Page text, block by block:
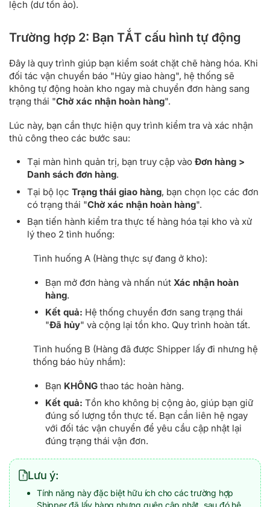
lệch (dư tồn ảo).
Trường hợp 2: Bạn TẮT cấu hình tự động
Đây là quy trình giúp bạn kiểm soát chặt chẽ hàng hóa. Khi
đối tác vận chuyển báo "Hủy giao hàng", hệ thống sẽ
không tự động hoàn kho ngay mà chuyển đơn hàng sang
trạng thái "Chờ xác nhận hoàn hàng".
Lúc này, bạn cần thực hiện quy trình kiểm tra và xác nhận
thủ công theo các bước sau:
Tại màn hình quản trị, bạn truy cập vào Đơn hàng >
Danh sách đơn hàng.
Tại bộ lọc Trạng thái giao hàng, bạn chọn lọc các đơn
có trạng thái "Chờ xác nhận hoàn hàng".
Bạn tiến hành kiểm tra thực tế hàng hóa tại kho và xử
lý theo 2 tình huống:
Tình huống A (Hàng thực sự đang ở kho):
Bạn mở đơn hàng và nhấn nút Xác nhận hoàn
hàng.
Kết quả: Hệ thống chuyển đơn sang trạng thái
"Đã hủy" và cộng lại tồn kho. Quy trình hoàn tất.
Tình huống B (Hàng đã được Shipper lấy đi nhưng hệ
thống báo hủy nhầm):
Bạn KHÔNG thao tác hoàn hàng.
Kết quả: Tồn kho không bị cộng ảo, giúp bạn giữ
đúng số lượng tồn thực tế. Bạn cần liên hệ ngay
với đối tác vận chuyển để yêu cầu cập nhật lại
đúng trạng thái vận đơn.
Lưu ý:
Tính năng này đặc biệt hữu ích cho các trường hợp
Shipper đã lấy hàng nhưng quên cập nhật, sau đó hệ